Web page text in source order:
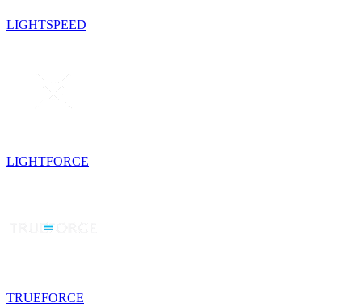
LIGHTSPEED
LIGHTFORCE
TRUEFORCE